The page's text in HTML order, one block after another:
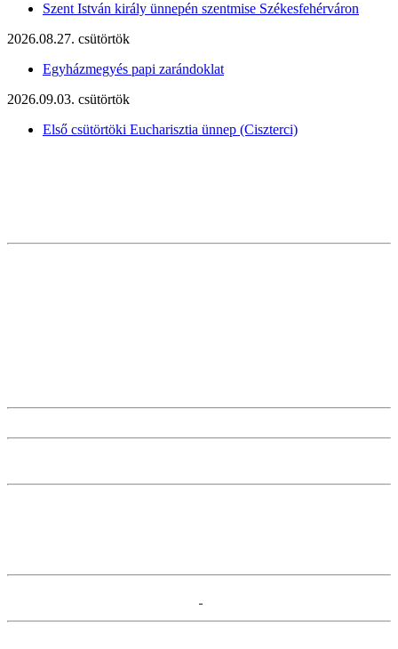
Szent István király ünnepén szentmise Székesfehérváron
2026.08.27. csütörtök
Egyházmegyés papi zarándoklat
2026.09.03. csütörtök
Első csütörtöki Eucharisztia ünnep (Ciszterci)